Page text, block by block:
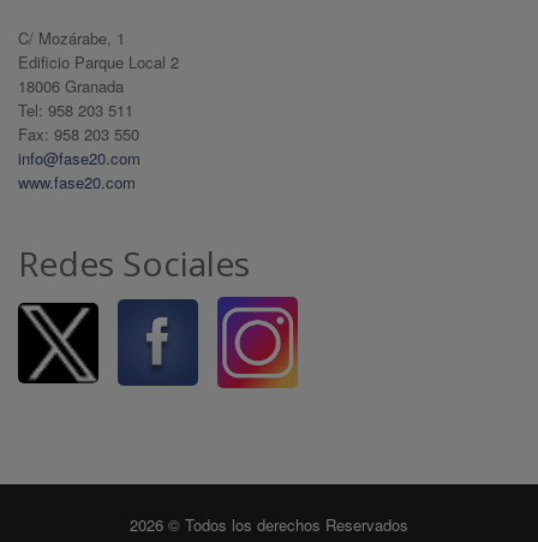
C/ Mozárabe, 1
Edificio Parque Local 2
18006 Granada
Tel: 958 203 511
Fax: 958 203 550
info@fase20.com
www.fase20.com
Redes Sociales
2026 © Todos los derechos Reservados